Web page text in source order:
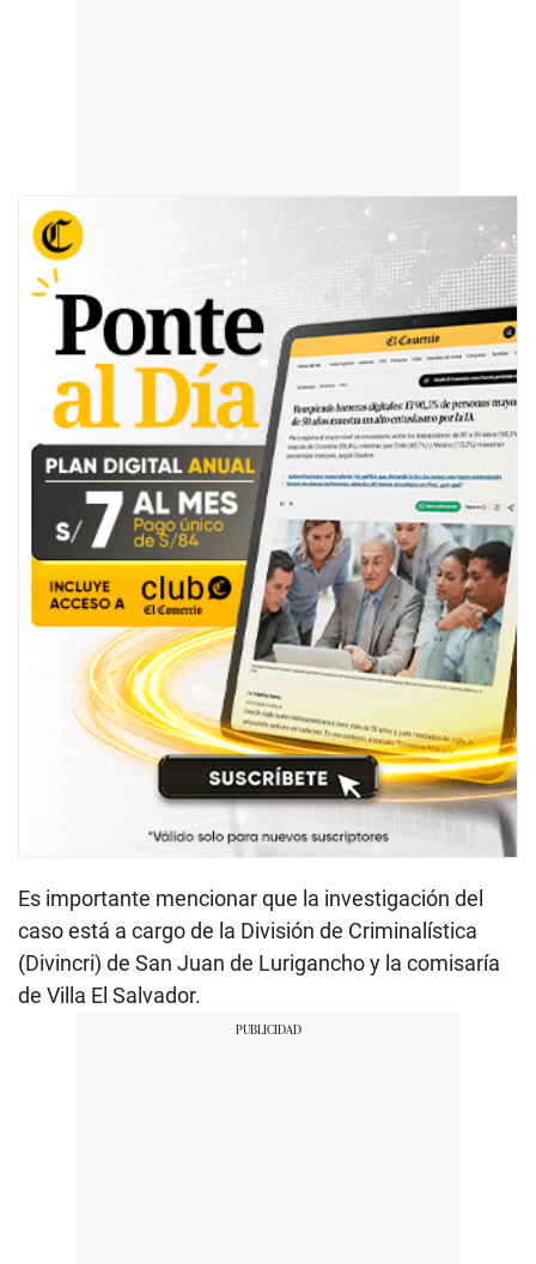
Es importante mencionar que la investigación del
caso está a cargo de la División de Criminalística
(Divincri) de San Juan de Lurigancho y la comisaría
de Villa El Salvador.